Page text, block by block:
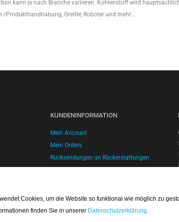
kann je nach Branche variieren. Kohlenstoff wird
Produkthandhabung, Greifer, Roboter und mehr…
KUNDENINFORMATION
Mein Account
Mein Orders
Rücksendungen un Rückerstattungen
Geschäftsbedingungen
Datenschutzerklärung
Cookies, um die Website so funktional wie möglich zu
finden Sie in unserer Datenschutzerklärung.